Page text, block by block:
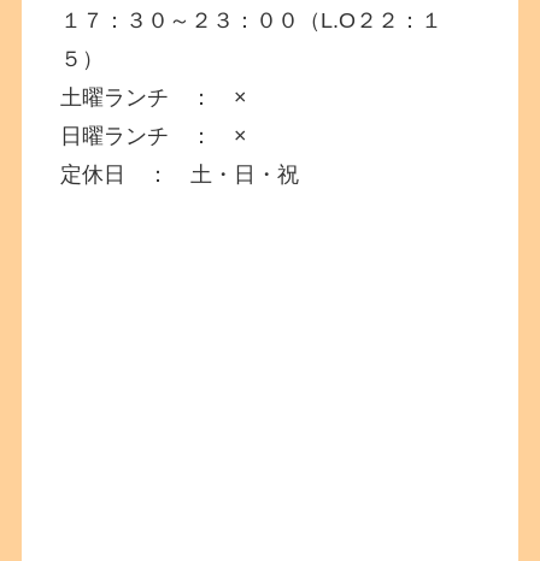
１７：３０～２３：００（L.O２２：１
５）
土曜ランチ ： ×
日曜ランチ ： ×
定休日 ： 土・日・祝